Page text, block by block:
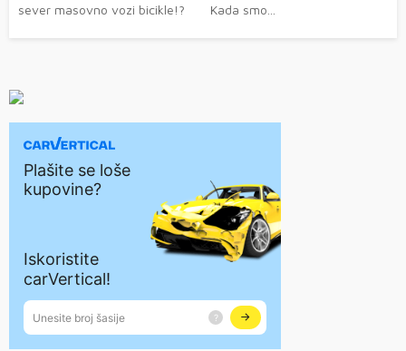
sever masovno vozi bicikle!? Kada smo...